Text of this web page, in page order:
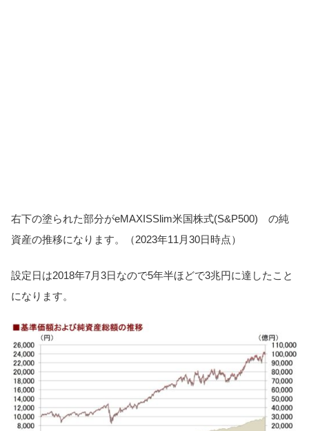
右下の塗られた部分がeMAXISSlim米国株式(S&P500) の純
資産の推移になります。（2023年11月30日時点）
設定日は2018年7月3日なので5年半ほどで3兆円に達したこと
になります。